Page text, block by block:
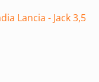
Lancia - Jack 3,5